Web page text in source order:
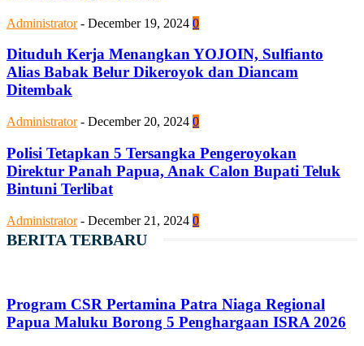
Administrator - December 19, 2024 0
Dituduh Kerja Menangkan YOJOIN, Sulfianto
Alias Babak Belur Dikeroyok dan Diancam
Ditembak
Administrator - December 20, 2024 0
Polisi Tetapkan 5 Tersangka Pengeroyokan
Direktur Panah Papua, Anak Calon Bupati Teluk
Bintuni Terlibat
Administrator - December 21, 2024 0
BERITA TERBARU
Program CSR Pertamina Patra Niaga Regional
Papua Maluku Borong 5 Penghargaan ISRA 2026